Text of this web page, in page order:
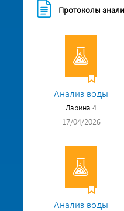
Протоколы
Анализ воды
Ларина 4
17/04/2026
Анализ воды